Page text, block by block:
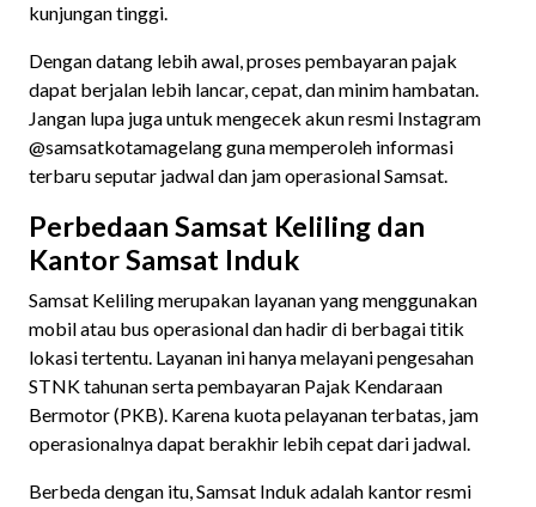
kunjungan tinggi.
Dengan datang lebih awal, proses pembayaran pajak
dapat berjalan lebih lancar, cepat, dan minim hambatan.
Jangan lupa juga untuk mengecek akun resmi Instagram
@samsatkotamagelang guna memperoleh informasi
terbaru seputar jadwal dan jam operasional Samsat.
Perbedaan Samsat Keliling dan
Kantor Samsat Induk
Samsat Keliling merupakan layanan yang menggunakan
mobil atau bus operasional dan hadir di berbagai titik
lokasi tertentu. Layanan ini hanya melayani pengesahan
STNK tahunan serta pembayaran Pajak Kendaraan
Bermotor (PKB). Karena kuota pelayanan terbatas, jam
operasionalnya dapat berakhir lebih cepat dari jadwal.
Berbeda dengan itu, Samsat Induk adalah kantor resmi